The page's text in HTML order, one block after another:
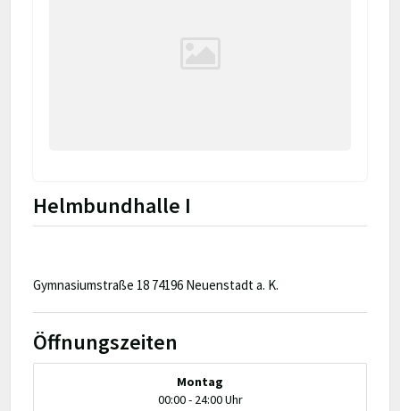
Helmbundhalle I
Gymnasiumstraße 18 74196 Neuenstadt a. K.
Öffnungszeiten
Montag
00:00 - 24:00 Uhr